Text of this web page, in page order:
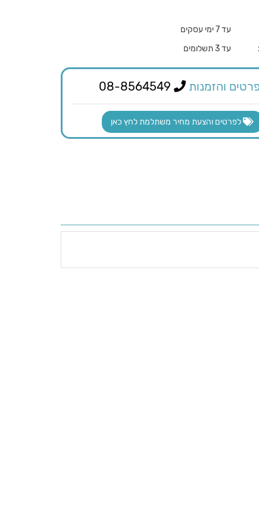
עד 7 ימי עסקים
עד 3 תשלומים
והזמנות
לפרטים והצעת מחיר משתלמת לחץ כאן